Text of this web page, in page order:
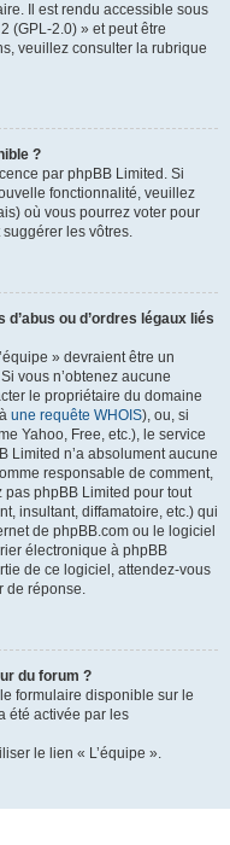
Il est rendu accessible sous
(GPL-2.0) » et peut être
veuillez consulter la rubrique
?
par phpBB Limited. Si
fonctionnalité, veuillez
où vous pourrez voter pour
suggérer les vôtres.
ou d’ordres légaux liés
» devraient être un
vous n’obtenez aucune
le propriétaire du domaine
une requête WHOIS), ou, si
Yahoo, Free, etc.), le service
Limited n’a absolument aucune
responsable de comment,
pas phpBB Limited pour tout
insultant, diffamatoire, etc.) qui
de phpBB.com ou le logiciel
électronique à phpBB
de ce logiciel, attendez-vous
de réponse.
du forum ?
formulaire disponible sur le
été activée par les
le lien « L’équipe ».